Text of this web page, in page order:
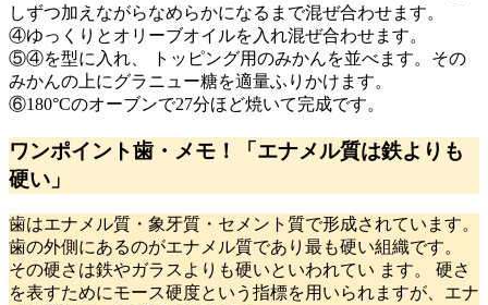
しずつ加えながらなめらかになるまで混ぜ合わせます。
④ゆっくりとオリーブオイルを入れ混ぜ合わせます。
⑤④を型に入れ、 トッピング用のみかんを並べます。その
みかんの上にグラニュー糖を適量ふりかけます。
⑥180°Cのオーブンで27分ほど焼いて完成です。
ワンポイント歯・メモ！「エナメル質は鉄よりも
硬い」
歯はエナメル質・象牙質・セメント質で形成されています。
歯の外側にあるのがエナメル質であり最も硬い組織です。
その硬さは鉄やガラスよりも硬いといわれてい ます。 硬さ
を表すためにモース硬度という指標を用いられますが、エナ